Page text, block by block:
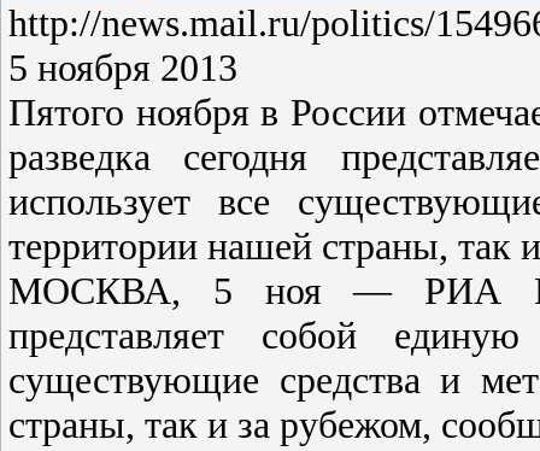
http://news.mail.ru/politics/
5 ноября 2013
Пятого ноября в России
разведка сегодня
использует все
территории нашей страны, так
МОСКВА, 5 ноя — РИА
представляет собой
существующие средства и
страны, так и за рубежом,